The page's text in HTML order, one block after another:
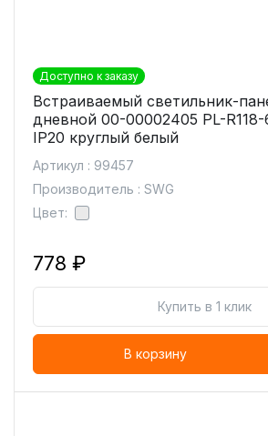
Доступно к заказу
Встраиваемый светильник-
дневной 00-00002405 PL-
IP20 круглый белый
Артикул : 99457
Производитель : SWG
Цвет:
778 ₽
Купить в 1 клик
В корзину